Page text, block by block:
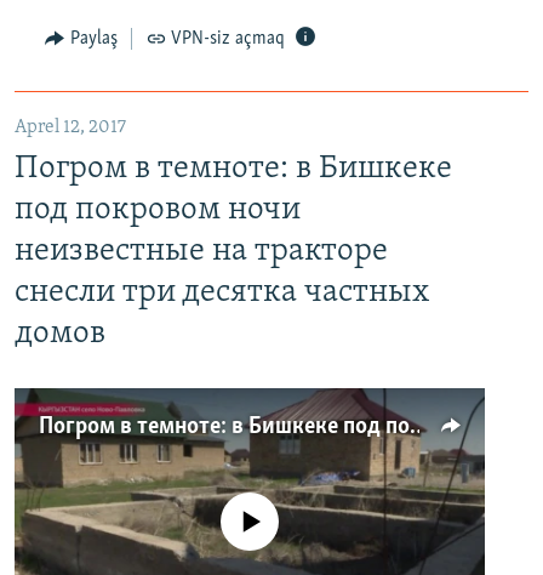
Paylaş VPN-siz açmaq
Aprel 12, 2017
Погром в темноте: в Бишкеке
под покровом ночи
неизвестные на тракторе
снесли три десятка частных
домов
Погром в темноте: в Бишкеке под покровом ночи неизвестные на тракторе снесли три десятка частных домов
No media source currently available